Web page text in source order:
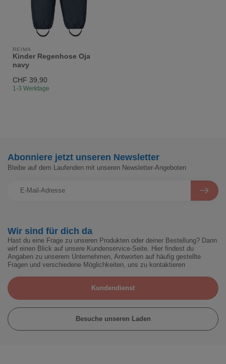
REIMA
Kinder Regenhose Oja
navy
CHF 39,90
1-3 Werktage
Wir sind für dich da
Hast du eine Frage zu unseren Produkten oder deiner Bestellung? Dann
wirf einen Blick auf unsere Kundenservice-Seite. Hier findest du
Angaben zu unserem Unternehmen, Antworten auf häufig gestellte
Fragen und verschiedene Möglichkeiten, uns zu kontaktieren
Kundendienst
Besuche unseren Laden
Abonniere jetzt unseren Newsletter
Bleibe auf dem Laufenden mit unseren Newsletter-Angeboten